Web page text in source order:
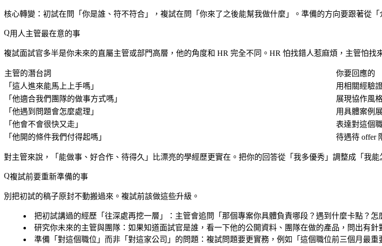
核心轉變：初試在問「你是誰、符不符合」，複試在問「你來了之後能幫我做什麼」。準備的方向要跟著從
用人主管最在意的事
複試面試官多半是你未來的直屬主管或部門高層，他的角度和 HR 完全不同。HR 怕找錯人惹麻煩，主管怕找
主管的潛台詞
你要回應的
「這人進來能馬上上手嗎」
用相關經驗
「他適合我們團隊的做事方式嗎」
展現協作風
「他遇到問題會怎麼處理」
用具體案例
「他會不會很快又走」
表達對這個
「他開的條件我們付得起嗎」
待遇待 offer
對主管來說，「能做事、好合作、待得久」比漂亮的學經歷更實在。把你的回答從「我多優秀」調整成「我能
複試前要重新準備的事
別把初試的稿子原封不動搬過來。複試前該做這些升級。
把初試講過的經歷「往深處再挖一層」：主管會追問「那個專案你具體負責哪段？遇到什麼卡點？怎
研究你未來的主管與團隊：如果知道面試官是誰，看一下他的公開資料、團隊在做的產品，問出有針
準備「對這個職位」而非「對這家公司」的問題：複試問題要更實務，例如「這個職位前三個月最